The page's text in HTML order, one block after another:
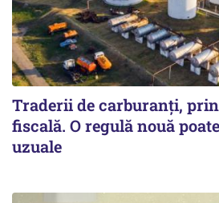
Traderii de carburanți,
fiscală. O regulă nouă
uzuale